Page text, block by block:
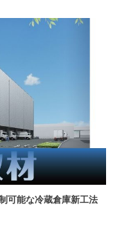
可能な冷蔵倉庫新工法